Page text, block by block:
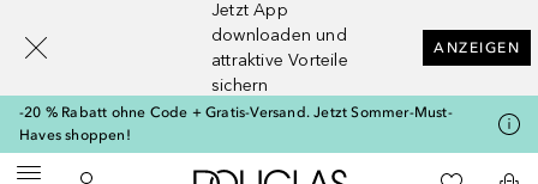
Jetzt App
downloaden und
attraktive Vorteile
sichern
ANZEIGEN
-20 % Rabatt ohne Code + Gratis-Versand. Jetzt Sommer-Must-
Haves shoppen!
[navigation.slideout.screenreader]